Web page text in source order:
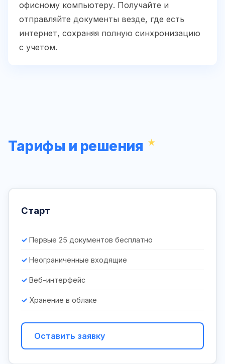
офисному компьютеру. Получайте и
отправляйте документы везде, где есть
интернет, сохраняя полную синхронизацию
с учетом.
Тарифы и решения
Старт
Первые 25 документов бесплатно
Неограниченные входящие
Веб-интерфейс
Хранение в облаке
Оставить заявку